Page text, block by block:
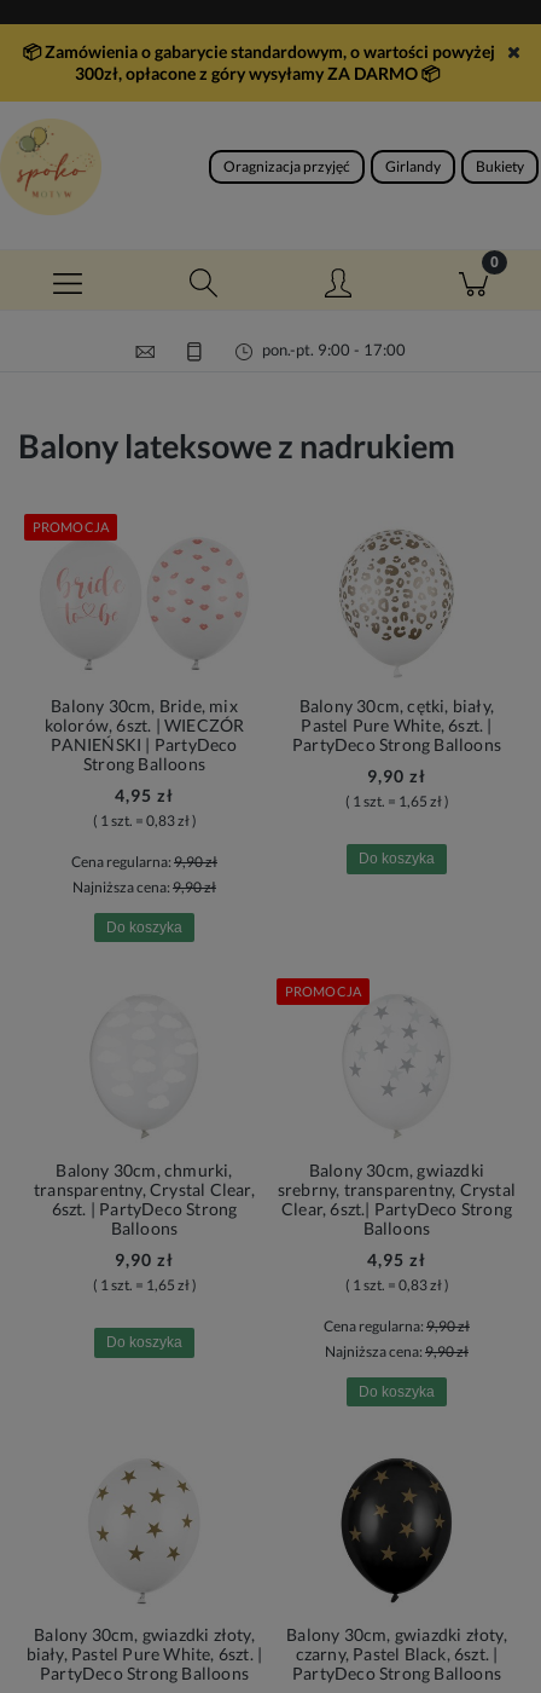
📦 Zamówienia o gabarycie standardowym, o wartości powyżej
300zł, opłacone z góry wysyłamy ZA DARMO📦
Oragnizacja przyjęć Girlandy Bukiety
pon.-pt. 9:00 - 17:00
Balony lateksowe z nadrukiem
Balony 30cm, Bride, mix
kolorów, 6szt. | WIECZÓR
PANIEŃSKI | PartyDeco
Strong Balloons
4,95 zł
( 1 szt. = 0,83 zł )
Cena regularna: 9,90 zł
Najniższa cena: 9,90 zł
Do koszyka
PROMOCJA
Balony 30cm, cętki, biały,
Pastel Pure White, 6szt. |
PartyDeco Strong Balloons
9,90 zł
( 1 szt. = 1,65 zł )
Do koszyka
Balony 30cm, chmurki,
transparentny, Crystal Clear,
6szt. | PartyDeco Strong
Balloons
9,90 zł
( 1 szt. = 1,65 zł )
Do koszyka
Balony 30cm, gwiazdki
srebrny, transparentny, Crystal
Clear, 6szt.| PartyDeco Strong
Balloons
4,95 zł
( 1 szt. = 0,83 zł )
Cena regularna: 9,90 zł
Najniższa cena: 9,90 zł
Do koszyka
PROMOCJA
Balony 30cm, gwiazdki złoty,
biały, Pastel Pure White, 6szt. |
PartyDeco Strong Balloons
Balony 30cm, gwiazdki złoty,
czarny, Pastel Black, 6szt. |
PartyDeco Strong Balloons